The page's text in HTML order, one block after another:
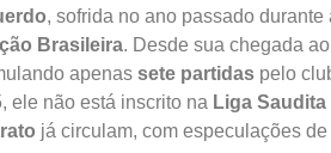
, sofrida no ano passado durante
Brasileira. Desde sua chegada ao
apenas sete partidas pelo
ele não está inscrito na Liga Saudita
já circulam, com especulações